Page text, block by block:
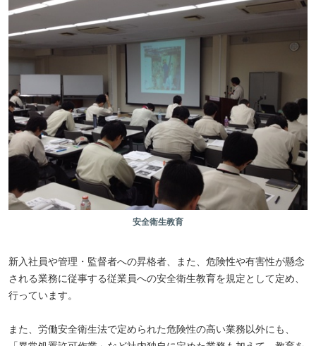
安全衛生教育
新入社員や管理・監督者への昇格者、また、危険性や有害性が懸念
される業務に従事する従業員への安全衛生教育を規定として定め、
行っています。
また、労働安全衛生法で定められた危険性の高い業務以外にも、